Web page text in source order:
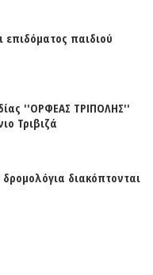
παιδιού
''ΟΡΦΕΑΣ ΤΡΙΠΟΛΗΣ''
Τριβιζά
διακόπτονται